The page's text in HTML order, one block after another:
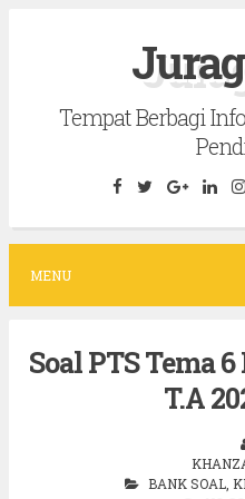
c
Tempat Berbagi
MENU
Soal PTS Tema
T.A
BANK SOAL,